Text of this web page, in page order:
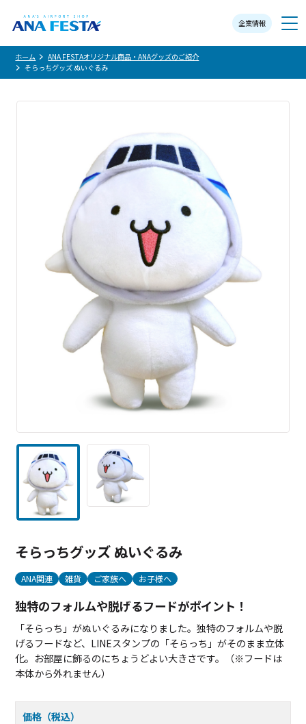
企業情報
メニュー
ホーム
ANA FESTAオリジナル商品・ANAグッズのご紹介
そらっちグッズ ぬいぐるみ
そらっちグッズ ぬいぐるみ
ANA関連 雑貨 ご家族へ お子様へ
独特のフォルムや脱げるフードがポイント！
「そらっち」がぬいぐるみになりました。独特のフォルムや脱
げるフードなど、LINEスタンプの「そらっち」がそのまま立体
化。お部屋に飾るのにちょうどよい大きさです。（※フードは
本体から外れません）
価格（税込）